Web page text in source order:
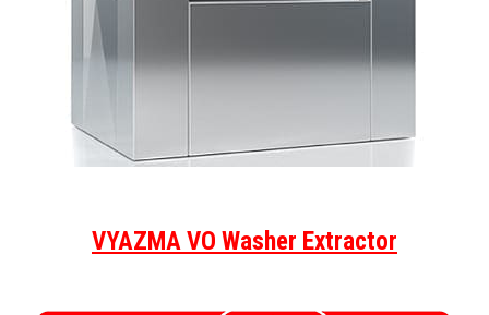
VYAZMA VO Washer Extractor